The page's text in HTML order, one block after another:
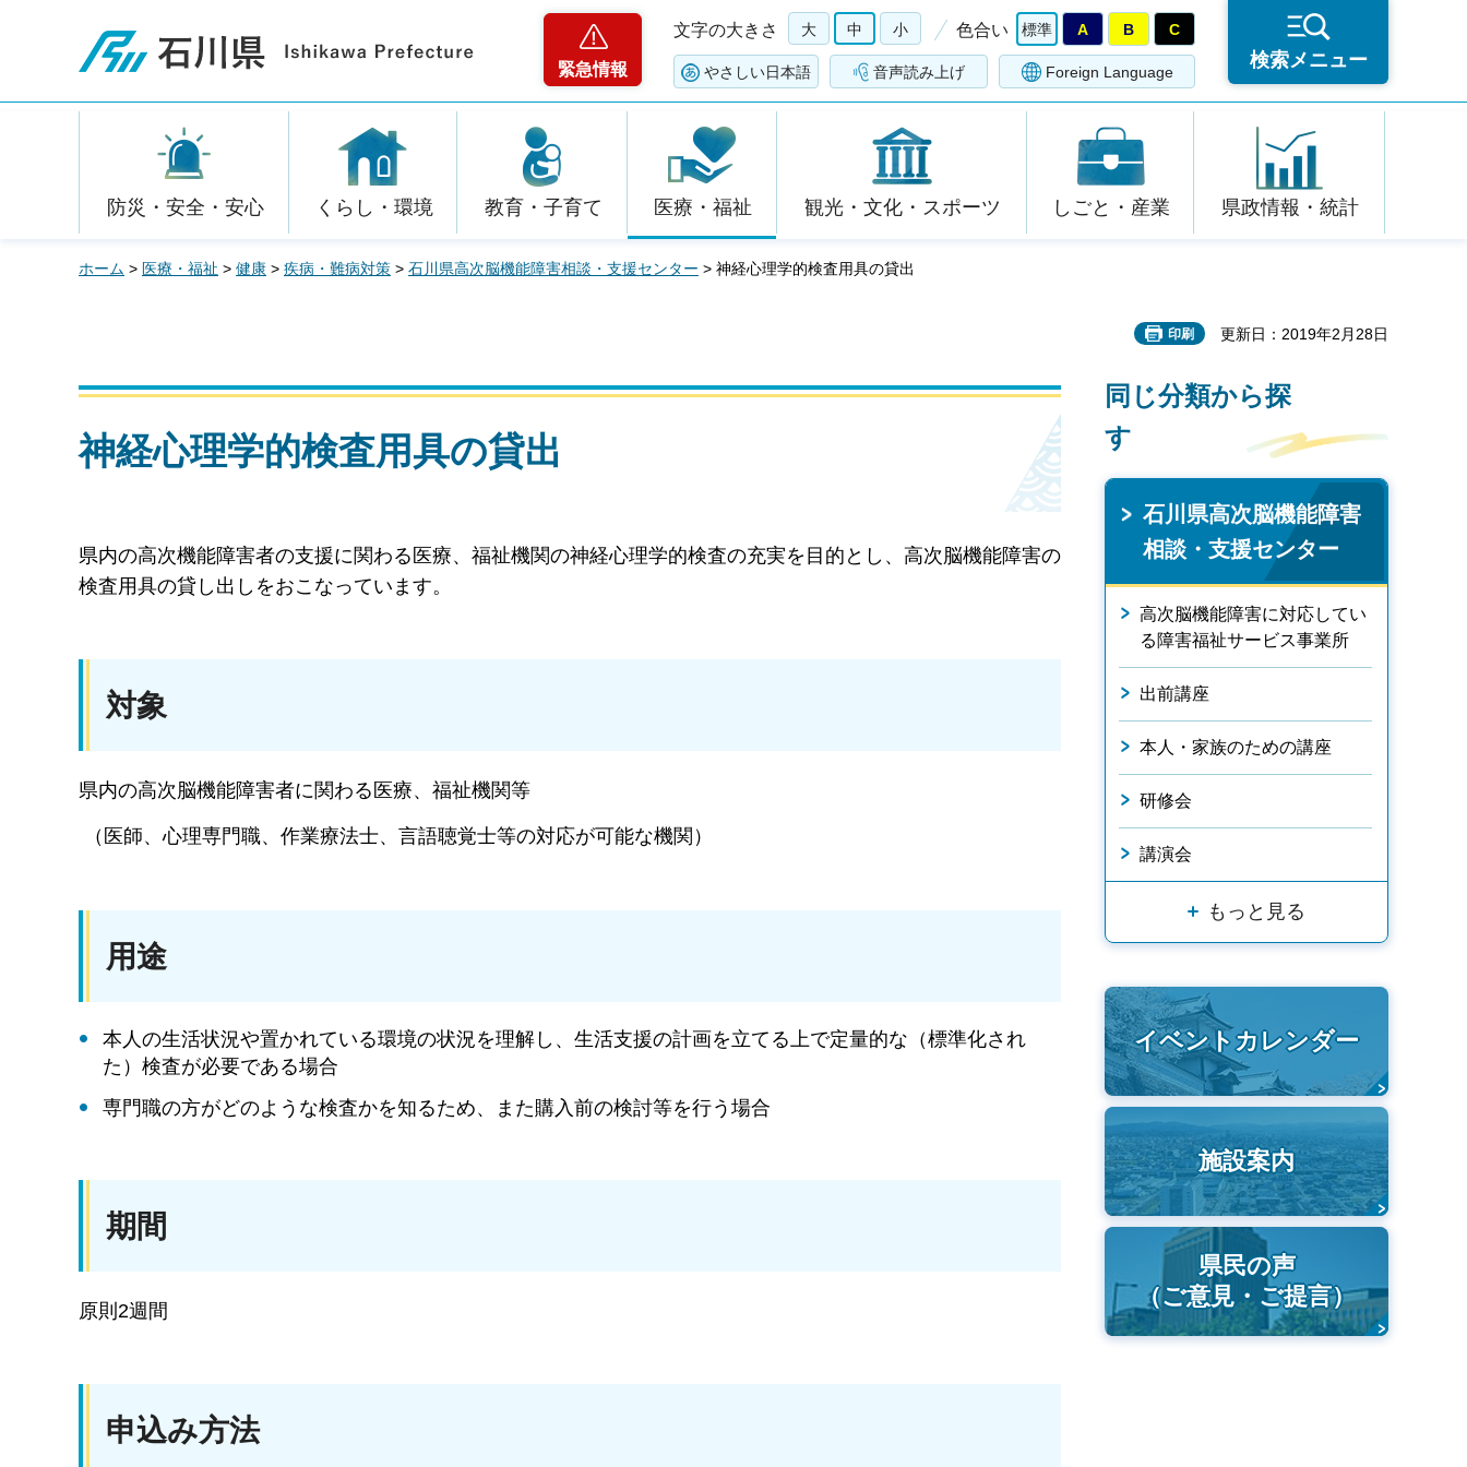
石川県
緊急情報
文字の大きさ 大 中 小 色合い 標準 A B C
やさしい日本語 音声読み上げ Foreign Language
検索メニュー
防災・安全・安心 くらし・環境 教育・子育て 医療・福祉 観光・文化・スポーツ しごと・産業 県政情報・統計
ホーム > 医療・福祉 > 健康 > 疾病・難病対策 > 石川県高次脳機能障害相談・支援センター > 神経心理学的検査用具の貸出
印刷 更新日：2019年2月28日
神経心理学的検査用具の貸出
県内の高次機能障害者の支援に関わる医療、福祉機関の神経心理学的検査の充実を目的とし、高次脳機能障害の
検査用具の貸し出しをおこなっています。
対象
県内の高次脳機能障害者に関わる医療、福祉機関等
（医師、心理専門職、作業療法士、言語聴覚士等の対応が可能な機関）
用途
本人の生活状況や置かれている環境の状況を理解し、生活支援の計画を立てる上で定量的な（標準化され
た）検査が必要である場合
専門職の方がどのような検査かを知るため、また購入前の検討等を行う場合
期間
原則2週間
申込み方法
同じ分類から探
す
石川県高次脳機能障害
相談・支援センター
高次脳機能障害に対応してい
る障害福祉サービス事業所
出前講座
本人・家族のための講座
研修会
講演会
もっと見る
イベントカレンダー
施設案内
県民の声
（ご意見・ご提言）